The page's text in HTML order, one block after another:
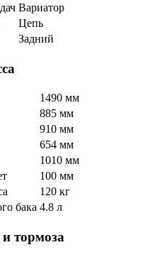
Вариатор
Цепь
Задний
1490 мм
885 мм
910 мм
654 мм
1010 мм
100 мм
120 кг
бака 4.8 л
тормоза